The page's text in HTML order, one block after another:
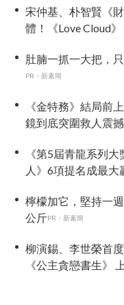
宋仲基、朴智賢《
體！《Love Cloud
肚腩一抓一大把，
PR・新素簡
《金特務》結局前
鏡到底突圍救人震
《第5屆青龍系列
人》6項提名成最大
檸檬加它，堅持一
公斤PR・新素簡
柳演錫、李世榮首
《公主貪戀書生》